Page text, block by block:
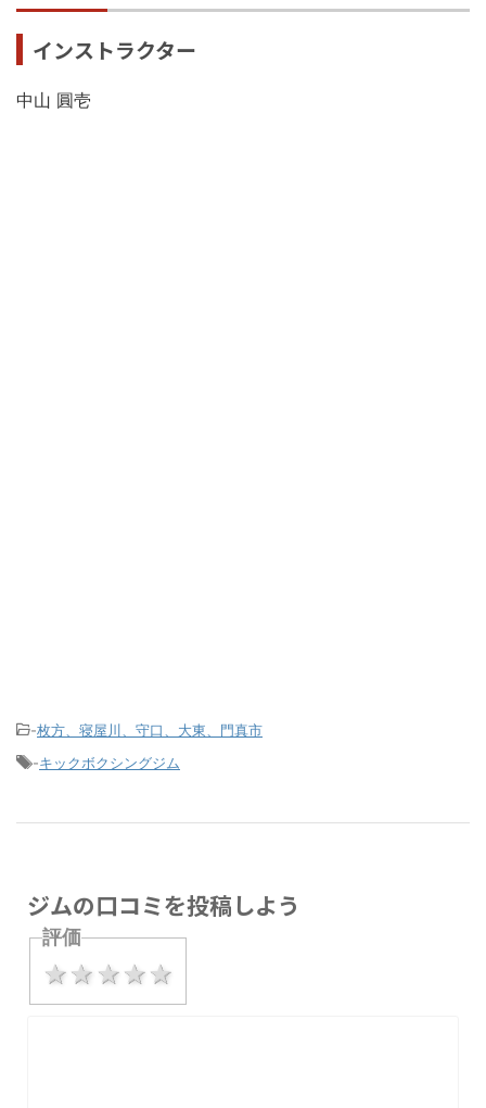
インストラクター
中山 圓壱
-枚方、寝屋川、守口、大東、門真市
-キックボクシングジム
ジムの口コミを投稿しよう
評価
4 stars
3 stars
2 stars
1 star